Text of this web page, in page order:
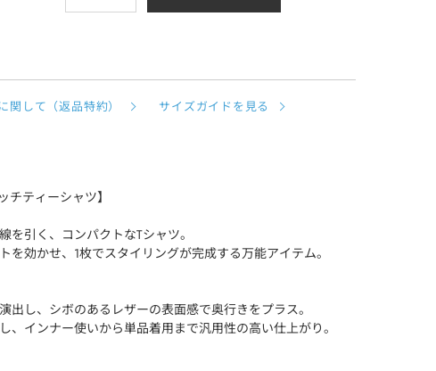
関して（返品特約）
サイズガイドを見る
チティーシャツ】
を引く、コンパクトなTシャツ。
を効かせ、1枚でスタイリングが完成する万能アイテム。
出し、シボのあるレザーの表面感で奥行きをプラス。
、インナー使いから単品着用まで汎用性の高い仕上がり。